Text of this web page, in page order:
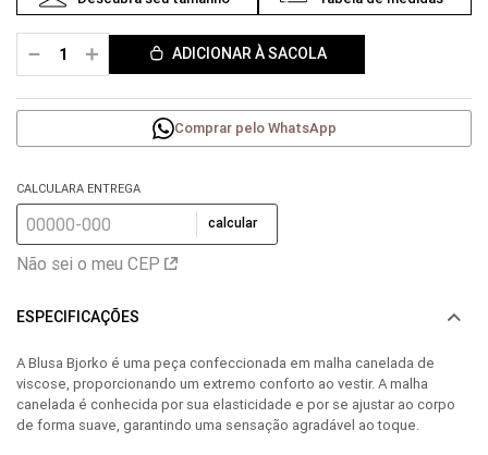
＋
－ ADICIONAR À SACOLA
Comprar pelo WhatsApp
CALCULARA ENTREGA
calcular
Não sei o meu CEP
ESPECIFICAÇÕES
A Blusa Bjorko é uma peça confeccionada em malha canelada de
viscose, proporcionando um extremo conforto ao vestir. A malha
canelada é conhecida por sua elasticidade e por se ajustar ao corpo
de forma suave, garantindo uma sensação agradável ao toque.